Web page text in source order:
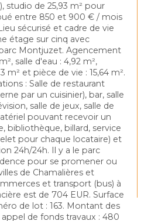
studio de 25,93 m² pour
entre 850 et 900 € / mois
sécurisé et cadre de vie
étage sur cinq avec
Montjuzet. Agencement
salle d'eau : 4,92 m²,
m² et pièce de vie : 15,64 m².
: Salle de restaurant
par un cuisinier), bar, salle
salle de jeux, salle de
pouvant recevoir un
bibliothèque, billard, service
pour chaque locataire) et
24h/24h. Il y a le parc
pour se promener ou
de Chamalières et
et transport (bus) à
est de 704 EUR. Surface
de lot : 163. Montant des
de fonds travaux : 480